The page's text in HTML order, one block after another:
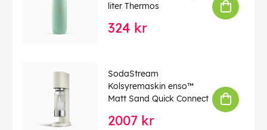
liter Thermos
324 kr
SodaStream
Kolsyremaskin enso™
Matt Sand Quick Connect
2007 kr